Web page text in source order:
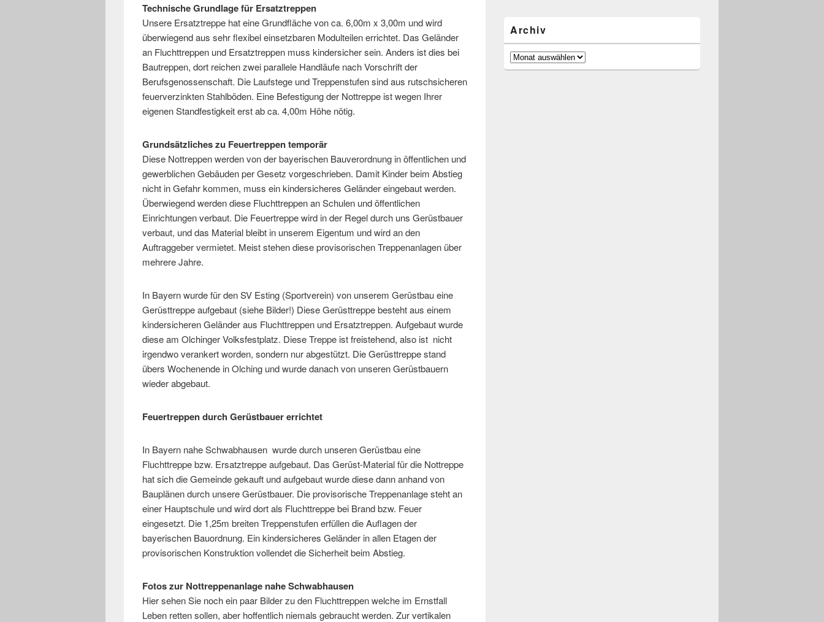
Technische Grundlage für Ersatztreppen
Unsere Ersatztreppe hat eine Grundfläche von ca. 6,00m x 3,00m und wird
überwiegend aus sehr flexibel einsetzbaren Modulteilen errichtet. Das Geländer
an Fluchttreppen und Ersatztreppen muss kindersicher sein. Anders ist dies bei
Bautreppen, dort reichen zwei parallele Handläufe nach Vorschrift der
Berufsgenossenschaft. Die Laufstege und Treppenstufen sind aus rutschsicheren
feuerverzinkten Stahlböden. Eine Befestigung der Nottreppe ist wegen Ihrer
eigenen Standfestigkeit erst ab ca. 4,00m Höhe nötig.
Grundsätzliches zu Feuertreppen temporär
Diese Nottreppen werden von der bayerischen Bauverordnung in öffentlichen und
gewerblichen Gebäuden per Gesetz vorgeschrieben. Damit Kinder beim Abstieg
nicht in Gefahr kommen, muss ein kindersicheres Geländer eingebaut werden.
Überwiegend werden diese Fluchttreppen an Schulen und öffentlichen
Einrichtungen verbaut. Die Feuertreppe wird in der Regel durch uns Gerüstbauer
verbaut, und das Material bleibt in unserem Eigentum und wird an den
Auftraggeber vermietet. Meist stehen diese provisorischen Treppenanlagen über
mehrere Jahre.
In Bayern wurde für den SV Esting (Sportverein) von unserem Gerüstbau eine
Gerüsttreppe aufgebaut (siehe Bilder!) Diese Gerüsttreppe besteht aus einem
kindersicheren Geländer aus Fluchttreppen und Ersatztreppen. Aufgebaut wurde
diese am Olchinger Volksfestplatz. Diese Treppe ist freistehend, also ist nicht
irgendwo verankert worden, sondern nur abgestützt. Die Gerüsttreppe stand
übers Wochenende in Olching und wurde danach von unseren Gerüstbauern
wieder abgebaut.
Feuertreppen durch Gerüstbauer errichtet
In Bayern nahe Schwabhausen wurde durch unseren Gerüstbau eine
Fluchttreppe bzw. Ersatztreppe aufgebaut. Das Gerüst-Material für die Nottreppe
hat sich die Gemeinde gekauft und aufgebaut wurde diese dann anhand von
Bauplänen durch unsere Gerüstbauer. Die provisorische Treppenanlage steht an
einer Hauptschule und wird dort als Fluchttreppe bei Brand bzw. Feuer
eingesetzt. Die 1,25m breiten Treppenstufen erfüllen die Auflagen der
bayerischen Bauordnung. Ein kindersicheres Geländer in allen Etagen der
provisorischen Konstruktion vollendet die Sicherheit beim Abstieg.
Fotos zur Nottreppenanlage nahe Schwabhausen
Hier sehen Sie noch ein paar Bilder zu den Fluchttreppen welche im Ernstfall
Leben retten sollen, aber hoffentlich niemals gebraucht werden. Zur vertikalen
Archiv
Archiv